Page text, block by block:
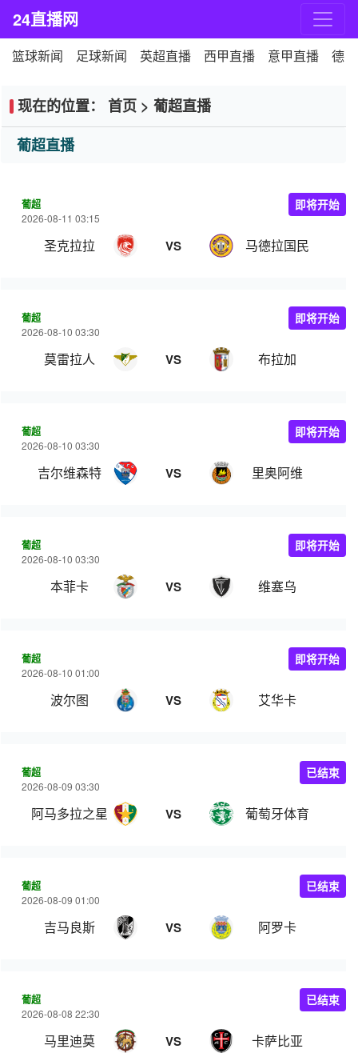
24直播网
篮球新闻 足球新闻 英超直播 西甲直播 意甲直播 德
现在的位置： 首页 > 葡超直播
葡超直播
葡超
2026-08-11 03:15
圣克拉拉 VS 马德拉国民
即将开始
葡超
2026-08-10 03:30
莫雷拉人 VS 布拉加
即将开始
葡超
2026-08-10 03:30
吉尔维森特 VS 里奥阿维
即将开始
葡超
2026-08-10 03:30
本菲卡 VS 维塞乌
即将开始
葡超
2026-08-10 01:00
波尔图 VS 艾华卡
即将开始
葡超
2026-08-09 03:30
阿马多拉之星 VS 葡萄牙体育
已结束
葡超
2026-08-09 01:00
吉马良斯 VS 阿罗卡
已结束
葡超
2026-08-08 22:30
马里迪莫 VS 卡萨比亚
已结束